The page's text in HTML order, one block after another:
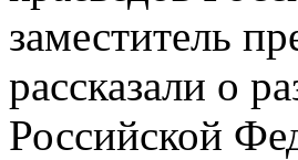
заместитель
рассказали о
Российской